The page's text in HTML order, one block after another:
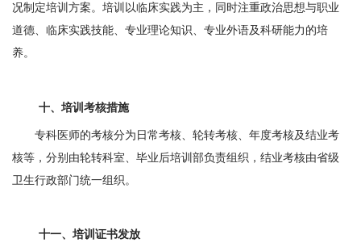
况制定培训方案。培训以临床实践为主，同时注重政治思想与职业
道德、临床实践技能、专业理论知识、专业外语及科研能力的培
养。
十、培训考核措施
专科医师的考核分为日常考核、轮转考核、年度考核及结业考
核等，分别由轮转科室、毕业后培训部负责组织，结业考核由省级
卫生行政部门统一组织。
十一、培训证书发放